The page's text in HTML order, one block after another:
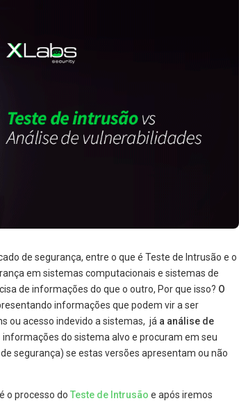
de segurança, entre o que é Teste de Intrusão e o
em sistemas computacionais e sistemas de
de informações do que o outro, Por que isso? O
informações que podem vir a ser
ou acesso indevido a sistemas, já a análise de
do sistema alvo e procuram em seu
segurança) se estas versões apresentam ou não
o processo do Teste de Intrusão e após iremos